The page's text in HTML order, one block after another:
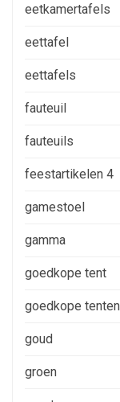
eetkamertafels
eettafel
eettafels
fauteuil
fauteuils
feestartikelen 4
gamestoel
gamma
goedkope tent
goedkope tenten
goud
groen